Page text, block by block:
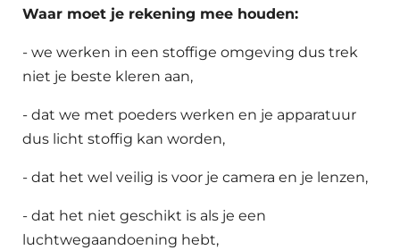
Waar moet je rekening mee houden:
- we werken in een stoffige omgeving dus trek
niet je beste kleren aan,
- dat we met poeders werken en je apparatuur
dus licht stoffig kan worden,
- dat het wel veilig is voor je camera en je lenzen,
- dat het niet geschikt is als je een
luchtwegaandoening hebt,